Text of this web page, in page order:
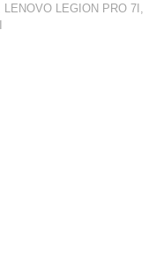
LENOVO LEGION PRO 7I